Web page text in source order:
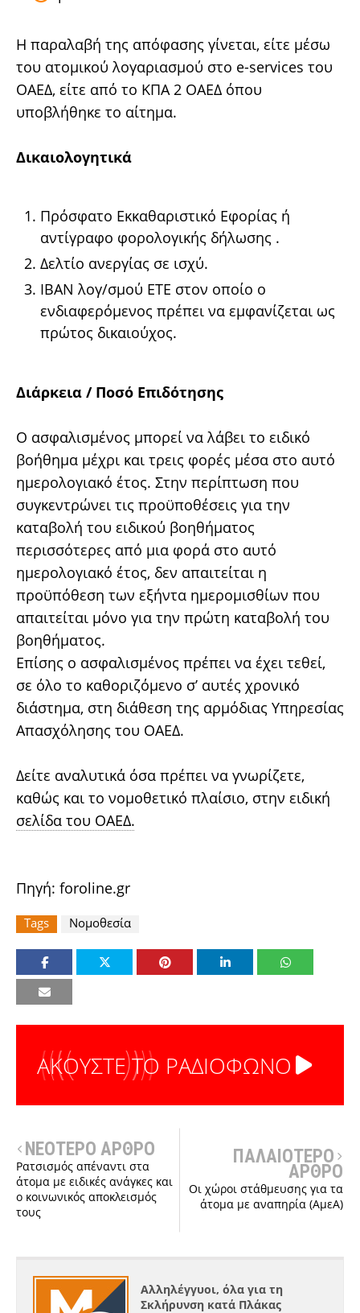
Η παραλαβή της απόφασης γίνεται, είτε μέσω
του ατομικού λογαριασμού στο e-services του
ΟΑΕΔ, είτε από το ΚΠΑ 2 ΟΑΕΔ όπου
υποβλήθηκε το αίτημα.
Δικαιολογητικά
Πρόσφατο Εκκαθαριστικό Εφορίας ή
αντίγραφο φορολογικής δήλωσης .
Δελτίο ανεργίας σε ισχύ.
ΙΒΑΝ λογ/σμού ΕΤΕ στον οποίο ο
ενδιαφερόμενος πρέπει να εμφανίζεται ως
πρώτος δικαιούχος.
Διάρκεια / Ποσό Επιδότησης
Ο ασφαλισμένος μπορεί να λάβει το ειδικό
βοήθημα μέχρι και τρεις φορές μέσα στο αυτό
ημερολογιακό έτος. Στην περίπτωση που
συγκεντρώνει τις προϋποθέσεις για την
καταβολή του ειδικού βοηθήματος
περισσότερες από μια φορά στο αυτό
ημερολογιακό έτος, δεν απαιτείται η
προϋπόθεση των εξήντα ημερομισθίων που
απαιτείται μόνο για την πρώτη καταβολή του
βοηθήματος.
Επίσης ο ασφαλισμένος πρέπει να έχει τεθεί,
σε όλο το καθοριζόμενο σ’ αυτές χρονικό
διάστημα, στη διάθεση της αρμόδιας Υπηρεσίας
Απασχόλησης του ΟΑΕΔ.
Δείτε αναλυτικά όσα πρέπει να γνωρίζετε,
καθώς και το νομοθετικό πλαίσιο, στην ειδική
σελίδα του ΟΑΕΔ.
Πηγή: foroline.gr
Tags Νομοθεσία
ΑΚΟΥΣΤΕ ΤΟ ΡΑΔΙΟΦΩΝΟ
ΝΕΟΤΕΡΟ ΑΡΘΡΟ
Ρατσισμός απέναντι στα
άτομα με ειδικές ανάγκες και
ο κοινωνικός αποκλεισμός
τους
ΠΑΛΑΙΟΤΕΡΟ
ΑΡΘΡΟ
Οι χώροι στάθμευσης για τα
άτομα με αναπηρία (ΑμεΑ)
Αλληλέγγυοι, όλα για τη
Σκλήρυνση κατά Πλάκας